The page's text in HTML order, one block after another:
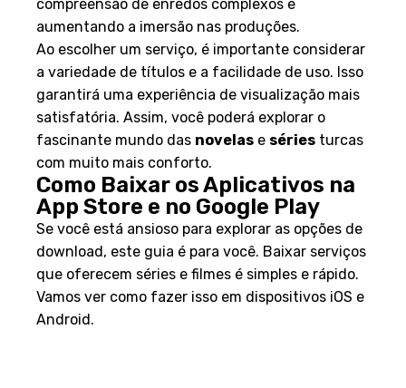
compreensão de enredos complexos e
aumentando a imersão nas produções.
Ao escolher um serviço, é importante considerar
a variedade de títulos e a facilidade de uso. Isso
garantirá uma experiência de visualização mais
satisfatória. Assim, você poderá explorar o
fascinante mundo das novelas e séries turcas
com muito mais conforto.
Como Baixar os Aplicativos na
App Store e no Google Play
Se você está ansioso para explorar as opções de
download, este guia é para você. Baixar serviços
que oferecem séries e filmes é simples e rápido.
Vamos ver como fazer isso em dispositivos iOS e
Android.